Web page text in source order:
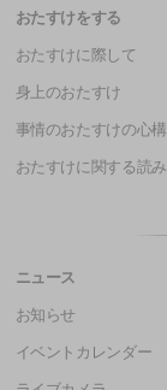
おたすけをする
おたすけに際して
身上のおたすけ
事情のおたすけの心構
おたすけに関する読
ニュース
お知らせ
イベントカレンダー